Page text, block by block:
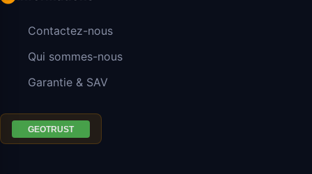
Contactez-nous
Qui sommes-nous
Garantie & SAV